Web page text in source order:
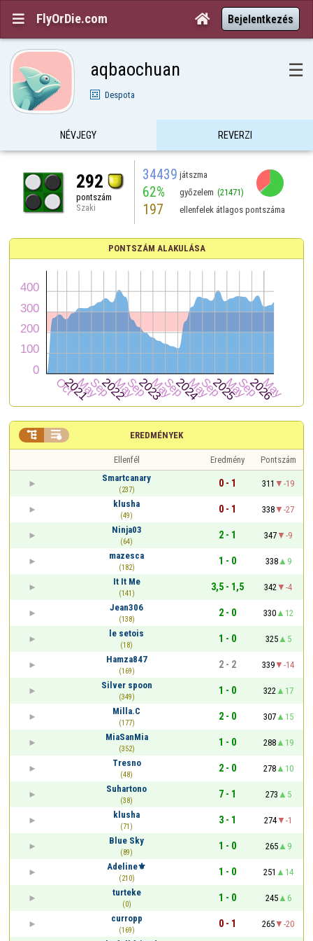
 FlyOrDie.com  Bejelentkezés
aqbaochuan ☰
Despota
NÉVJEGY REVERZI
292
pontszám
Szaki
34439 játszma
62% győzelem (21471)
197 ellenfelek átlagos pontszáma
PONTSZÁM ALAKULÁSA
EREDMÉNYEK
 
Ellenfél Eredmény
Pontszám
Smartcanary
(237)
0 - 1 311
-19
klusha
(49)
0 - 1 338
-27
Ninja03
(64)
2 - 1 347
-9
mazesca
(182)
1 - 0 338
9
It It Me
(141)
3,5 - 1,5 342
-4
Jean306
(138)
2 - 0 330
12
le setois
(18)
1 - 0 325
5
Hamza847
(169)
2 - 2 339
-14
Silver spoon
(349)
1 - 0 322
17
Milla.C
(177)
2 - 0 307
15
MiaSanMia
(352)
1 - 0 288
19
Tresno
(48)
2 - 0 278
10
Suhartono
(38)
7 - 1 273
5
klusha
(71)
3 - 1 274
-1
Blue Sky
(89)
1 - 0 265
9
Adeline⚜
(210)
1 - 0 251
14
turteke
(0)
1 - 0 245
6
curropp
(169)
0 - 1 265
-20